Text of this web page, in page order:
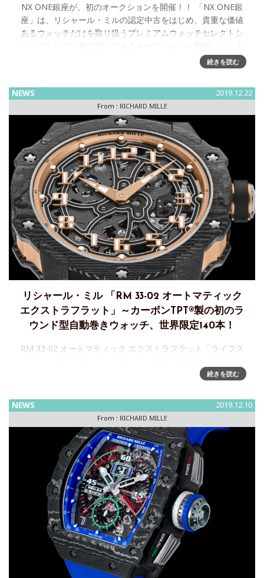
NX ONE銀座が、初のオークションを開催！！ 「NX ONE銀
座」は、リシャール・ミルの認定中古をはじめ、貴重な価値
あるウォッチだけを取り扱うプレミアムウォッチセレクトシ
続きを読む
NEWS 2019.12.22
From : RICHARD MILLE
リシャール・ミル 「RM 33-02 オートマティック
エクストラフラット」～カーボンTPT®製の初のラ
ウンド型自動巻きウォッチ、世界限定140本！
RM 33-02 オートマティック エクストラフラット「ライフス
発表したRM 033の再解釈 カーボンTPT®製の初のラウンド型
続きを読む
NEWS 2019.12.10
From : RICHARD MILLE